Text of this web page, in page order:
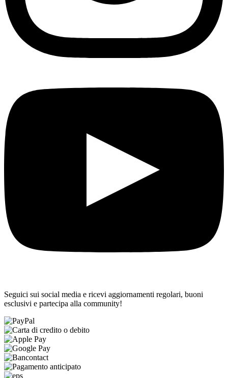
Seguici sui social media e ricevi aggiornamenti regolari, buoni
esclusivi e partecipa alla community!